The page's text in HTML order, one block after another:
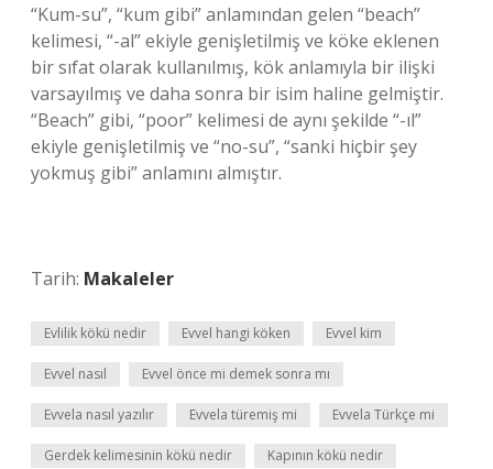
“Kum-su”, “kum gibi” anlamından gelen “beach”
kelimesi, “-al” ekiyle genişletilmiş ve köke eklenen
bir sıfat olarak kullanılmış, kök anlamıyla bir ilişki
varsayılmış ve daha sonra bir isim haline gelmiştir.
“Beach” gibi, “poor” kelimesi de aynı şekilde “-ıl”
ekiyle genişletilmiş ve “no-su”, “sanki hiçbir şey
yokmuş gibi” anlamını almıştır.
Tarih: Makaleler
Evlilik kökü nedir Evvel hangi köken Evvel kim
Evvel nasıl Evvel önce mi demek sonra mı
Evvela nasıl yazılır Evvela türemiş mi Evvela Türkçe mi
Gerdek kelimesinin kökü nedir Kapının kökü nedir